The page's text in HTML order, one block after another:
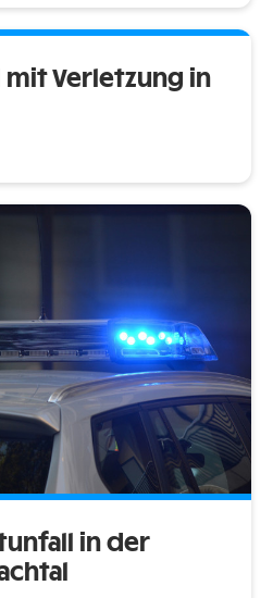
mit Verletzung in
in der